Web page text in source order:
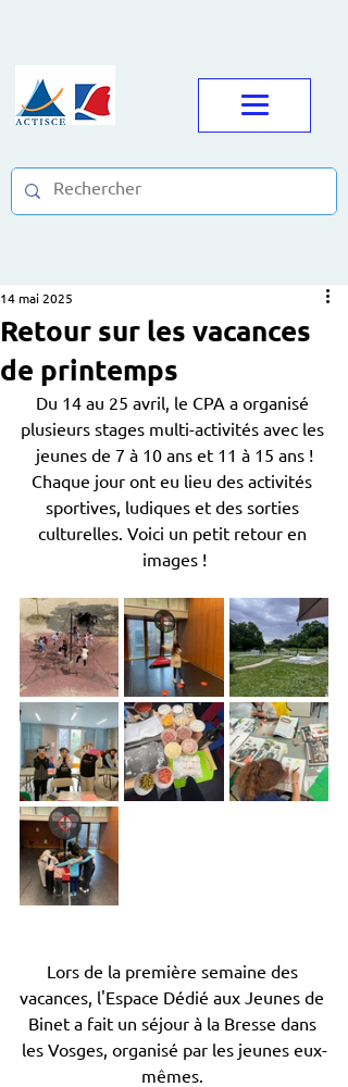
Retour sur les vacances
de printemps
14 mai 2025
Du 14 au 25 avril, le CPA a organisé
plusieurs stages multi-activités avec les
jeunes de 7 à 10 ans et 11 à 15 ans !
Chaque jour ont eu lieu des activités
sportives, ludiques et des sorties
culturelles. Voici un petit retour en
images !
Lors de la première semaine des
vacances, l'Espace Dédié aux Jeunes de
Binet a fait un séjour à la Bresse dans
les Vosges, organisé par les jeunes eux-
mêmes.